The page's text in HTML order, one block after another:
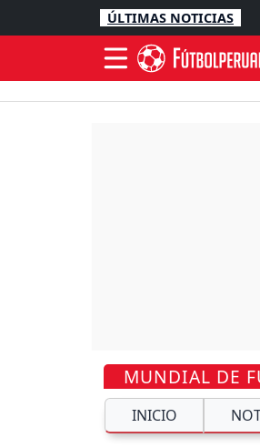
ÚLTIMAS NOTICIAS
MUNDIAL DE
INICIO